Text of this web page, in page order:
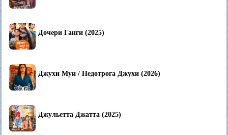
Дочери Ганги (2025)
Джухи Муи / Недотрога Джухи (2026)
Джульетта Джатта (2025)